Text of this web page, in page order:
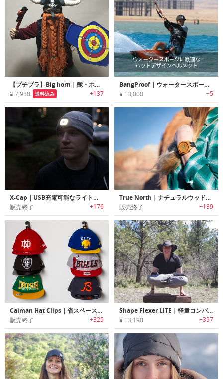
【プチプラ】Big horn｜髭・ホーン付きのバイキングスタイルのニット帽
¥ 7,980 送料込み +137
BangProof｜ウォータースポーツに最適なハットデザインヘルメット「バンプルーフ」
¥ 13,000 +5
X-Cap｜USB充電可能なライト搭載キャップ「エックスキャップ」
販売終了 +176
True North｜ナチュラルウッドウォッチ「トゥルーノース」
販売終了 +189
Caiman Hat Clips｜省スペースで効率的にキャップを収納可能なハットクリップ「ケイマン」
販売終了 +325
Shape Flexer LITE｜軽量コンパクトに折りたため風に強いサンハット「シェイプフレクサーライト」
¥ 13,190 +397